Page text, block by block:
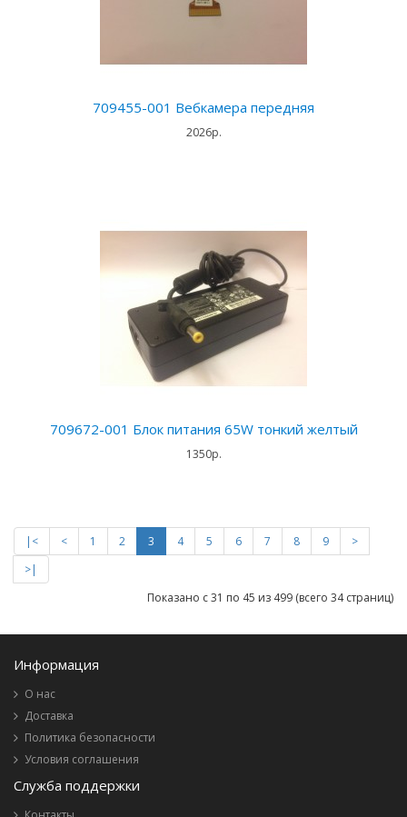
709455-001 Вебкамера передняя
2026р.
709672-001 Блок питания 65W тонкий желтый
1350р.
|< < 1 2 3 4 5 6 7 8 9
>
>|
Показано с 31 по 45 из 499 (всего 34 страниц)
Информация
О нас
Доставка
Политика безопасности
Условия соглашения
Служба поддержки